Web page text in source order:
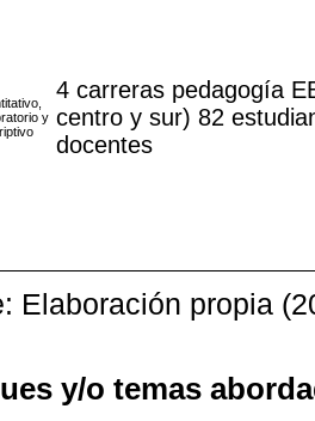
y
4 carreras pedagogía
centro y sur) 82
docentes
Elaboración propia
y/o temas